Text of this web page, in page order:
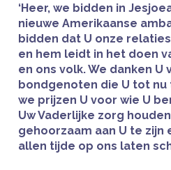
‘Heer, we bidden in
nieuwe Amerikaanse
bidden dat U onze
en hem leidt in het doen
en ons volk. We danken U
bondgenoten die U tot
we prijzen U voor wie U
Uw Vaderlijke zorg
gehoorzaam aan U te zijn
allen tijde op ons laten